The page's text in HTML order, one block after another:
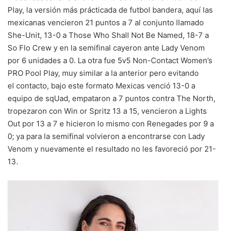
Play, la versión más prácticada de futbol bandera, aquí las
mexicanas vencieron 21 puntos a 7 al conjunto llamado
She-Unit, 13-0 a Those Who Shall Not Be Named, 18-7 a
So Flo Crew y en la semifinal cayeron ante Lady Venom
por 6 unidades a 0. La otra fue 5v5 Non-Contact Women’s
PRO Pool Play, muy similar a la anterior pero evitando
el contacto, bajo este formato Mexicas venció 13-0 a
equipo de sqUad, empataron a 7 puntos contra The North,
tropezaron con Win or Spritz 13 a 15, vencieron a Lights
Out por 13 a 7 e hicieron lo mismo con Renegades por 9 a
0; ya para la semifinal volvieron a encontrarse con Lady
Venom y nuevamente el resultado no les favoreció por 21-
13.